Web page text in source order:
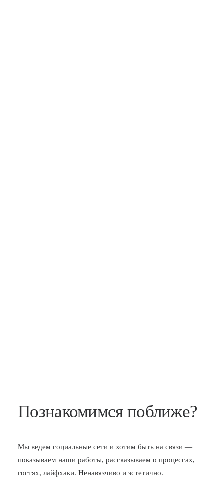
Познакомимся поближе?
Мы ведем социальные сети и хотим быть на связи —
показываем наши работы, рассказываем о процессах,
гостях, лайфхаки. Ненавязчиво и эстетично.